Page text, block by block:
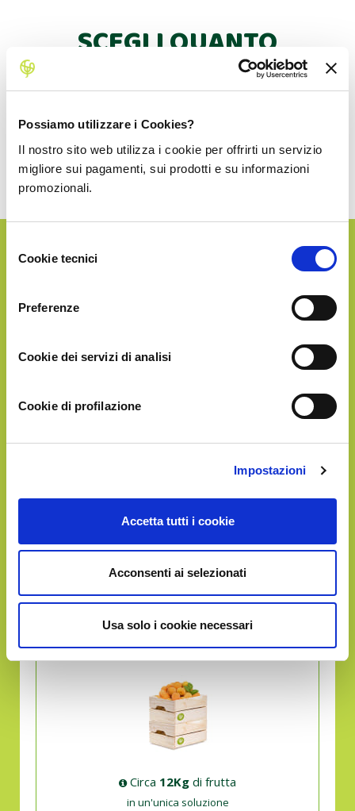
Possiamo utilizzare i Cookies?
Il nostro sito web utilizza i cookie per offrirti un servizio
migliore sui pagamenti, sui prodotti e su informazioni
promozionali.
delCookie tecnici
Preferenze
Cookie dei servizi di analisi
Cookie di profilazione
Impostazioni
Accetta tutti i cookie
Acconsenti ai selezionati
Usa solo i cookie necessari
SCEGLI QUANTO
PRODOTTO RICEVERE!
Dopo la prima consegna potrai fare altri acquisti con
La spedizione in Italia è sempre inclusa!
GOLD
€57.90
Circa 12Kg di frutta
in un'unica soluzione